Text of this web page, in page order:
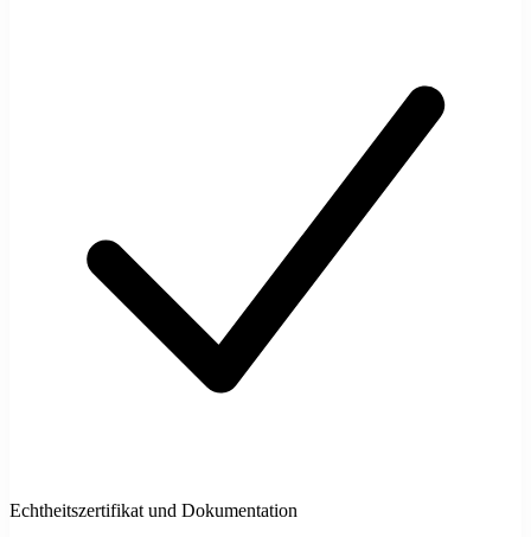
Echtheitszertifikat und Dokumentation